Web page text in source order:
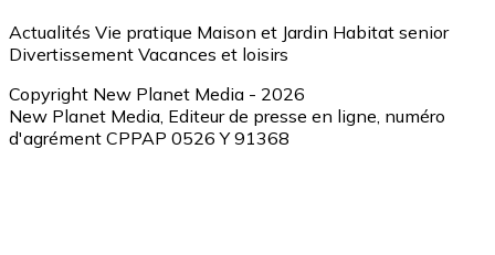
Actualités Vie pratique Maison et Jardin Habitat senior
Divertissement Vacances et loisirs
Copyright New Planet Media - 2026
New Planet Media, Editeur de presse en ligne, numéro
d'agrément CPPAP 0526 Y 91368